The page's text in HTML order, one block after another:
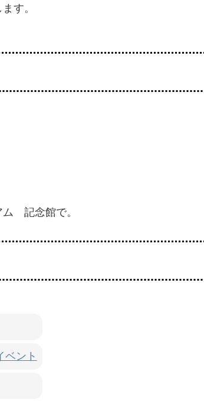
す。
記念館で。
ベント